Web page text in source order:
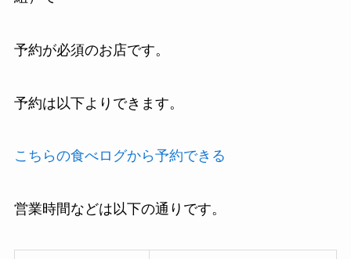
予約が必須のお店です。
予約は以下よりできます。
こちらの食べログから予約できる
営業時間などは以下の通りです。